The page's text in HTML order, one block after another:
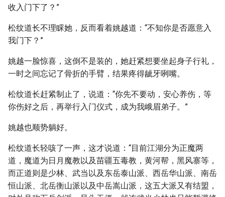
收入门下了？”
松纹道长不理睬她，反而看着姚越道：“不知你是否愿意入
我门下？”
姚越一脸惊喜，这倒不是装的，她赶紧想要坐起身子行礼，
一时之间忘记了骨折的手臂，结果疼得龇牙咧嘴。
松纹道长赶紧制止了，说道：“你先不要动，安心养伤，等
你伤好之后，再举行入门仪式，成为我峨眉弟子。”
姚越也顺势躺好。
松纹道长轻咳了一声，这才说道：“目前江湖分为正魔两
道，魔道为日月魔教以及苗疆五毒教，黄河帮，黑风寨等，
而正道则是少林、武当以及东岳泰山派、西岳华山派、南岳
恒山派、北岳衡山派以及中岳嵩山派，这五大派又有结盟，